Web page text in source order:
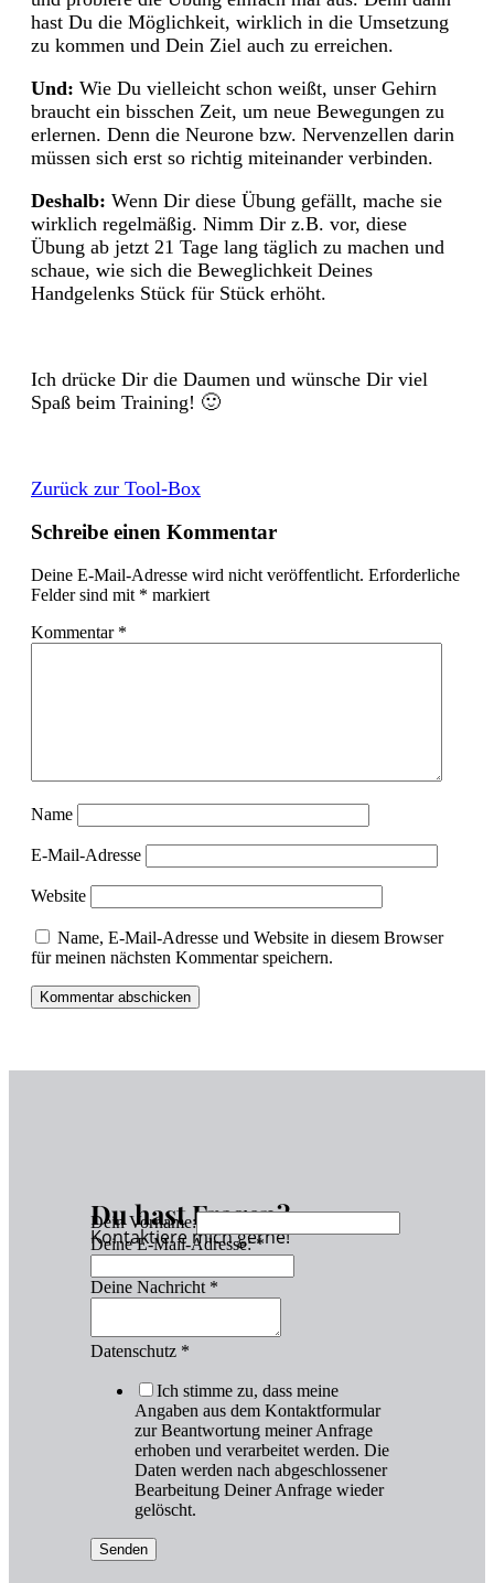
hast Du die Möglichkeit, wirklich in die Umsetzung
zu kommen und Dein Ziel auch zu erreichen.
Und: Wie Du vielleicht schon weißt, unser Gehirn
braucht ein bisschen Zeit, um neue Bewegungen zu
erlernen. Denn die Neurone bzw. Nervenzellen darin
müssen sich erst so richtig miteinander verbinden.
Deshalb: Wenn Dir diese Übung gefällt, mache sie
wirklich regelmäßig. Nimm Dir z.B. vor, diese
Übung ab jetzt 21 Tage lang täglich zu machen und
schaue, wie sich die Beweglichkeit Deines
Handgelenks Stück für Stück erhöht.
Ich drücke Dir die Daumen und wünsche Dir viel
Spaß beim Training! 🙂
Zurück zur Tool-Box
Schreibe einen Kommentar
Deine E-Mail-Adresse wird nicht veröffentlicht. Erforderliche
Felder sind mit * markiert
Kommentar *
Name
E-Mail-Adresse
Website
Name, E-Mail-Adresse und Website in diesem Browser
für meinen nächsten Kommentar speichern.
Du hast Fragen?
Kontaktiere mich gerne!
Dein Vorname:
Deine E-Mail-Adresse:*
Deine Nachricht *
Datenschutz *
Ich stimme zu, dass meine
Angaben aus dem Kontaktformular
zur Beantwortung meiner Anfrage
erhoben und verarbeitet werden. Die
Daten werden nach abgeschlossener
Bearbeitung Deiner Anfrage wieder
gelöscht.
Senden